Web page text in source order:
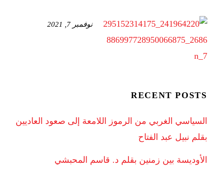
نوفمبر 7, 2021
RECENT POSTS
السياسي الغربي من الرموز اللامعة إلى صعود العاديين
بقلم نبيل عبد الفتاح
الأوديسة بين زمنين بقلم د. قاسم المحبشي